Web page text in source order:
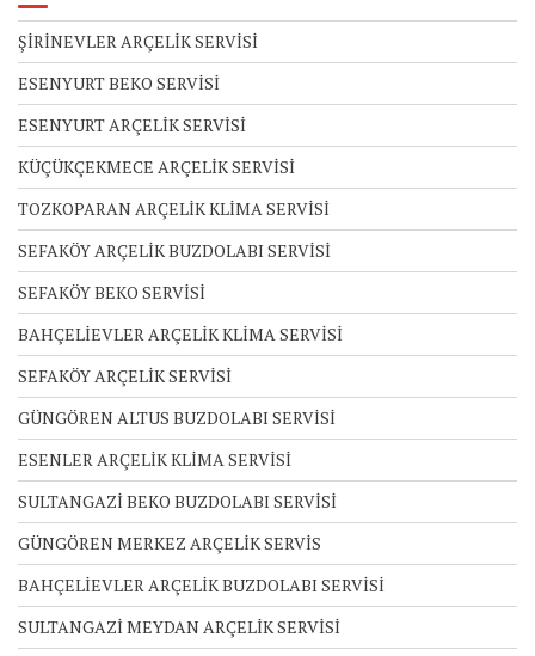
ŞİRİNEVLER ARÇELİK SERVİSİ
ESENYURT BEKO SERVİSİ
ESENYURT ARÇELİK SERVİSİ
KÜÇÜKÇEKMECE ARÇELİK SERVİSİ
TOZKOPARAN ARÇELİK KLİMA SERVİSİ
SEFAKÖY ARÇELİK BUZDOLABI SERVİSİ
SEFAKÖY BEKO SERVİSİ
BAHÇELİEVLER ARÇELİK KLİMA SERVİSİ
SEFAKÖY ARÇELİK SERVİSİ
GÜNGÖREN ALTUS BUZDOLABI SERVİSİ
ESENLER ARÇELİK KLİMA SERVİSİ
SULTANGAZİ BEKO BUZDOLABI SERVİSİ
GÜNGÖREN MERKEZ ARÇELİK SERVİS
BAHÇELİEVLER ARÇELİK BUZDOLABI SERVİSİ
SULTANGAZİ MEYDAN ARÇELİK SERVİSİ